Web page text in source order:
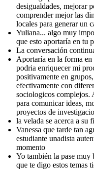
desigualdades, mejorar
comprender mejor las
locales para generar un
Yuliana... algo muy
que esto aportaría en tu
La conversación
Aportaría en la forma
podria enriquecer mi
positivamente en
efectivamente con
sociologicos complejos.
para comunicar ideas,
proyectos de
la velada se acerca a su
Vanessa que tarde tan
estudiante unadista
momento
Yo también la pase muy
que te digo estos temas